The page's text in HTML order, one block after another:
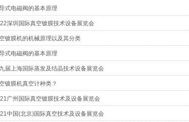
式电磁阀的基本原理
深圳国际真空镀膜技术设备展览会
镀膜机的机械原理以及其分类
式电磁阀的基本原理
届上海国际蒸发及结晶技术设备展览会
镀膜机真空计种类？
广州国际真空镀膜技术及设备展览会
中国(北京)国际真空技术及设备展览会